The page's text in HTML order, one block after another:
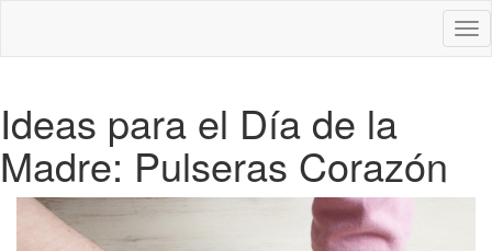
Ideas para el Día de la
Madre: Pulseras Corazón